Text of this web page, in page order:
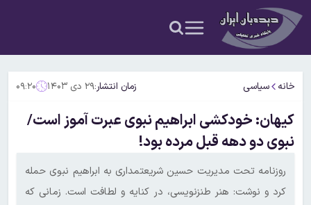
خانه سیاسی زمان انتشار:۲۹ دی ۱۴۰۳ ۰۹:۲۰
کیهان: خودکشی ابراهیم نبوی عبرت آموز است/
نبوی دو دهه قبل مرده بود!
روزنامه تحت مدیریت حسین شریعتمداری به ابراهیم نبوی حمله
کرد و نوشت: هنر طنزنویسی، در کنایه و لطافت است. زمانی که